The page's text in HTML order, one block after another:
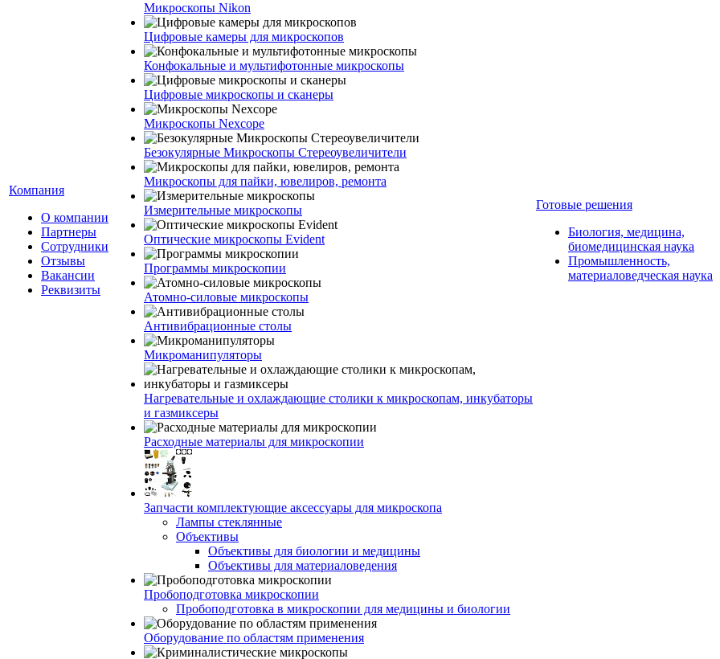
Компания
О компании
Партнеры
Сотрудники
Отзывы
Вакансии
Реквизиты
Микроскопы Nikon
Цифровые камеры для микроскопов
Конфокальные и мультифотонные микроскопы
Цифровые микроскопы и сканеры
Микроскопы Nexcope
Безокулярные Микроскопы Стереоувеличители
Микроскопы для пайки, ювелиров, ремонта
Измерительные микроскопы
Оптические микроскопы Evident
Программы микроскопии
Атомно-силовые микроскопы
Антивибрационные столы
Микроманипуляторы
Нагревательные и охлаждающие столики к микроскопам, инкубаторы
и газмиксеры
Расходные материалы для микроскопии
Запчасти комплектующие аксессуары для микроскопа
Лампы стеклянные
Объективы
Объективы для биологии и медицины
Объективы для материаловедения
Пробоподготовка микроскопии
Пробоподготовка в микроскопии для медицины и биологии
Оборудование по областям применения
Готовые решения
Биология, медицина,
биомедицинская наука
Промышленность,
материаловедческая наука